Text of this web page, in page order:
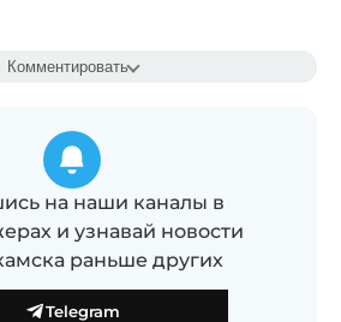
Комментировать
на наши каналы в
и узнавай новости
раньше других
Telegram